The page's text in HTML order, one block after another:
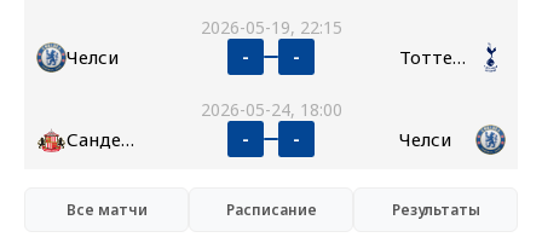
2026-05-19, 22:15
Челси - - Тоттенхэм
2026-05-24, 18:00
Сандерленд - - Челси
Все матчи Расписание Результаты